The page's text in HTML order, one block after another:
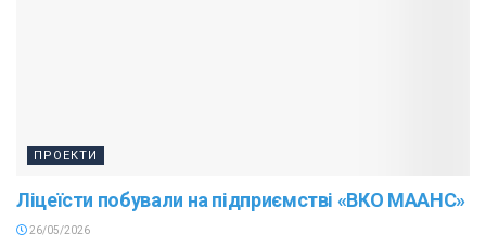
ПРОЕКТИ
Ліцеїсти побували на підприємстві «ВКО МААНС»
26/05/2026